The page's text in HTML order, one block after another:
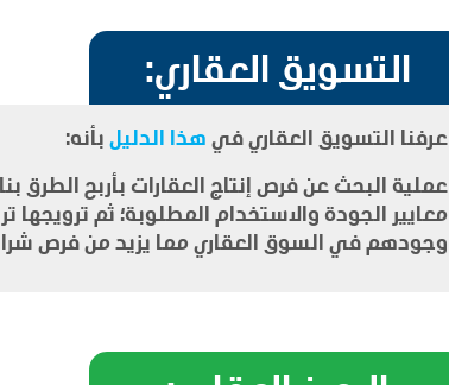
التسويق العقاري:
عرفنا التسويق العقاري في هذا الدليل بأنه:
عملية البحث عن فرص إنتاج العقارات بأربح الطرق
معايير الجودة والاستخدام المطلوبة؛ ثم ترويجها
وجودهم في السوق العقاري مما يزيد من فرص